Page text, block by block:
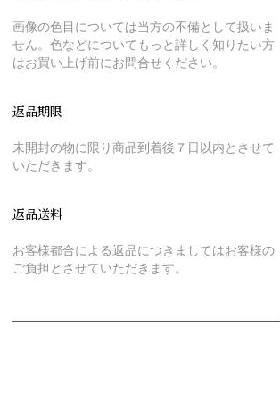
画像の色目については当方の不備として扱いま
せん。色などについてもっと詳しく知りたい方
はお買い上げ前にお問合せください。
返品期限
未開封の物に限り商品到着後７日以内とさせて
いただきます。
返品送料
お客様都合による返品につきましてはお客様の
ご負担とさせていただきます。